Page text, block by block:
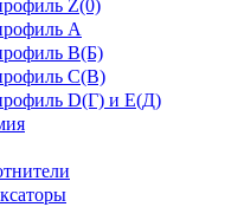
Z(0)
А
В(Б)
С(В)
D(Г) и E(Д)